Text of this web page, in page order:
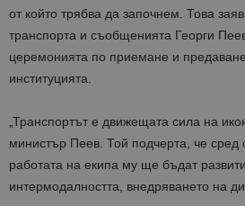
от който трябва да започнем. Това
транспорта и съобщенията Георги
церемонията по приемане и
институцията.
„Транспортът е движещата сила на
министър Пеев. Той подчерта, че сред
работата на екипа му ще бъдат
интермодалността, внедряването на